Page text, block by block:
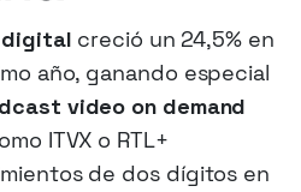
creció un 24,5% en
año, ganando especial
video on demand
ITVX o RTL+
de dos dígitos en